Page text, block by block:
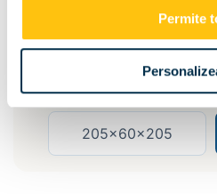
Permite
155x60x205
185x60x205
205x60x205